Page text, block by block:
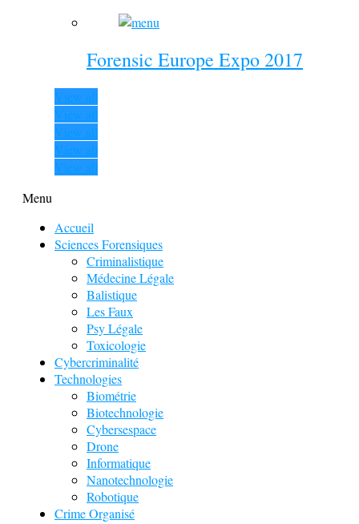
Forensic Europe Expo 2017
View all
View all
View all
View all
View all
Menu
Accueil
Sciences Forensiques
Criminalistique
Médecine Légale
Balistique
Les Faux
Psy Légale
Toxicologie
Cybercriminalité
Technologies
Biométrie
Biotechnologie
Cybersespace
Drone
Informatique
Nanotechnologie
Robotique
Crime Organisé